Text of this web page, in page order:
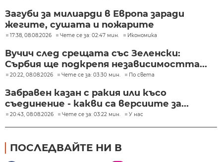
Загуби за милиарди в Европа заради
жегите, сушата и пожарите
17:38, 08.08.2026 Чете се за: 02:47 мин. Икономика
Вучич след срещата със Зеленски:
Сърбия ще подкрепя независимостта...
20:22, 08.08.2026 Чете се за: 03:30 мин. По света
Забравен казан с ракия или късо
съединение - какви са версиите за...
20:43, 08.08.2026 Чете се за: 03:22 мин. У нас
ПОСЛЕДВАЙТЕ НИ В